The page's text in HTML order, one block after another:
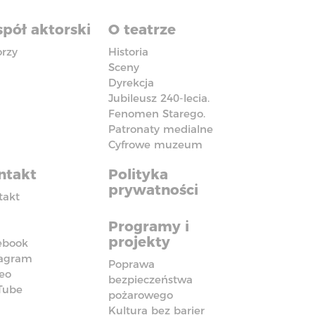
aktorski O teatrze
Historia
Sceny
Dyrekcja
Jubileusz 240-lecia.
Fenomen Starego.
Patronaty medialne
Cyfrowe muzeum
Polityka
prywatności
Programy i
projekty
Poprawa
bezpieczeństwa
pożarowego
Kultura bez barier